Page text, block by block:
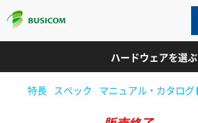
ハードウェアを選ぶ
特長 スペック マニュアル ・ カタログ